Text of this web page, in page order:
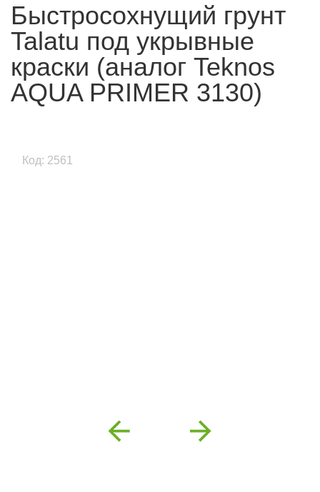
Быстросохнущий грунт
Talatu под укрывные
краски (аналог Teknos
AQUA PRIMER 3130)
Код: 2561
Previous Next